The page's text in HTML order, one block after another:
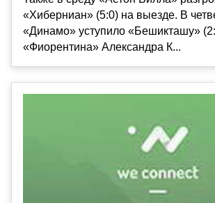
«Хиберниан» (5:0) на выезде. В
«Динамо» уступило «Бешикташу»
«Фиорентина» Александра К...